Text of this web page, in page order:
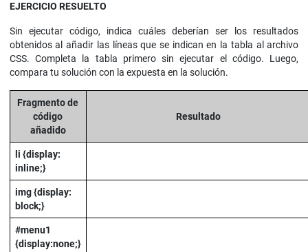
EJERCICIO RESUELTO
Sin ejecutar código, indica cuáles deberían ser los resultados
obtenidos al añadir las líneas que se indican en la tabla al archivo
CSS. Completa la tabla primero sin ejecutar el código. Luego,
compara tu solución con la expuesta en la solución.
Fragmento de
código
añadido
Resultado
li {display:
inline;}
img {display:
block;}
#menu1
{display:none;}